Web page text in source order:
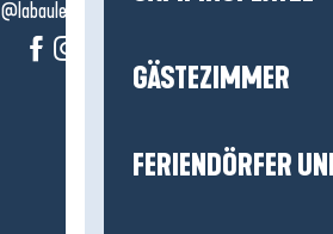
GÄSTEZIMMER
FERIENDÖRFER
@labauleguérande